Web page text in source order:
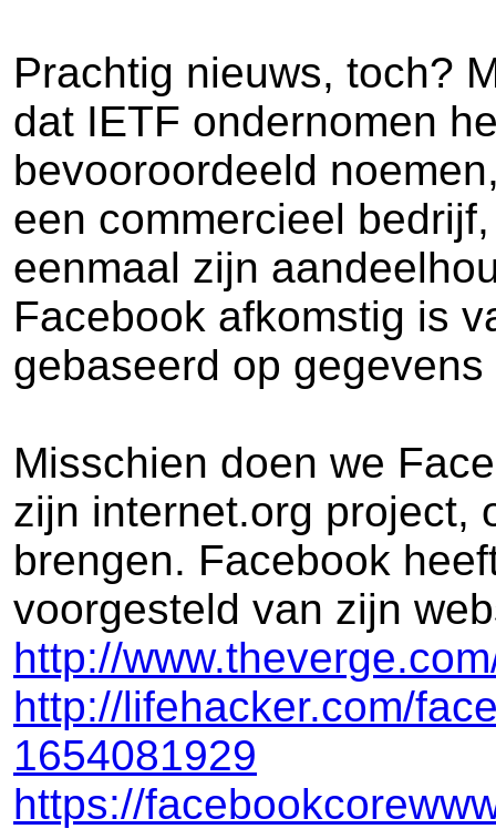
Prachtig nieuws, toch?
dat IETF ondernomen
bevooroordeeld
een commercieel
eenmaal zijn
Facebook afkomstig is
gebaseerd op
Misschien doen we
zijn internet.org project,
brengen. Facebook
voorgesteld van zijn
http://
http://lifehacker.com/
1654081929
https://